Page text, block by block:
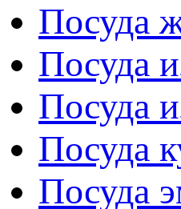
Посуда
Посуда
Посуда
Посуда
Посуда